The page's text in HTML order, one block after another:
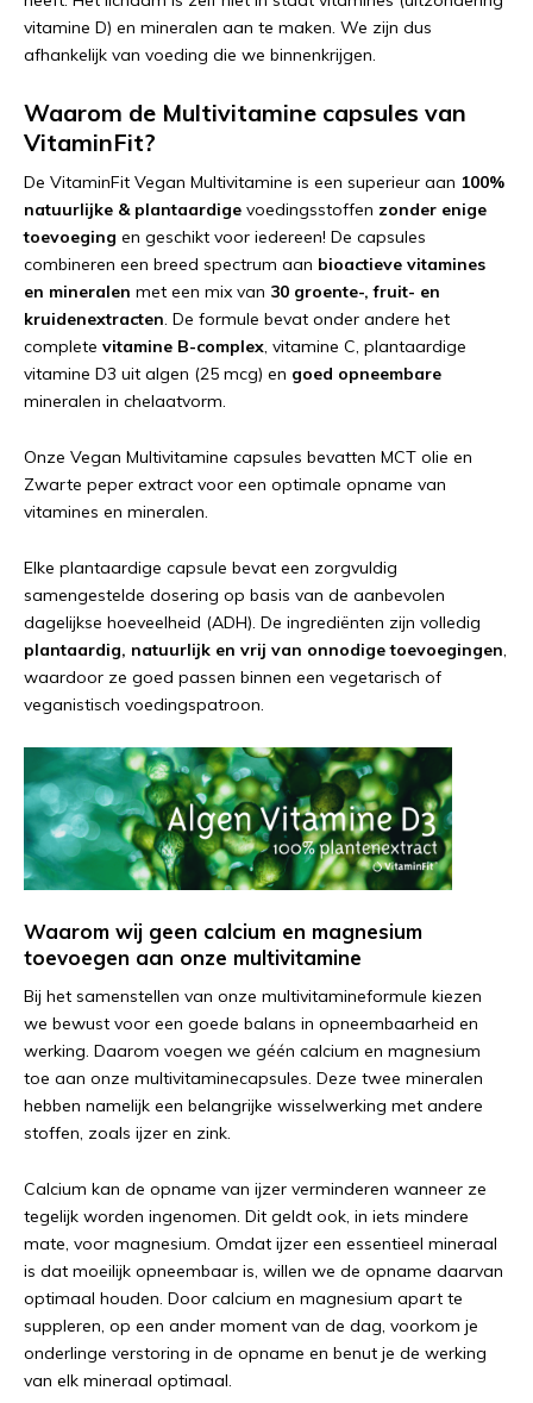
vitamine D) en mineralen aan te maken. We zijn dus
afhankelijk van voeding die we binnenkrijgen.
Waarom de Multivitamine capsules van
VitaminFit?
De VitaminFit Vegan Multivitamine is een superieur aan 100%
natuurlijke & plantaardige voedingsstoffen zonder enige
toevoeging en geschikt voor iedereen! De capsules
combineren een breed spectrum aan bioactieve vitamines
en mineralen met een mix van 30 groente-, fruit- en
kruidenextracten. De formule bevat onder andere het
complete vitamine B-complex, vitamine C, plantaardige
vitamine D3 uit algen (25 mcg) en goed opneembare
mineralen in chelaatvorm.
Onze Vegan Multivitamine capsules bevatten MCT olie en
Zwarte peper extract voor een optimale opname van
vitamines en mineralen.
Elke plantaardige capsule bevat een zorgvuldig
samengestelde dosering op basis van de aanbevolen
dagelijkse hoeveelheid (ADH). De ingrediënten zijn volledig
plantaardig, natuurlijk en vrij van onnodige toevoegingen,
waardoor ze goed passen binnen een vegetarisch of
veganistisch voedingspatroon.
Waarom wij geen calcium en magnesium
toevoegen aan onze multivitamine
Bij het samenstellen van onze multivitamineformule kiezen
we bewust voor een goede balans in opneembaarheid en
werking. Daarom voegen we géén calcium en magnesium
toe aan onze multivitaminecapsules. Deze twee mineralen
hebben namelijk een belangrijke wisselwerking met andere
stoffen, zoals ijzer en zink.
Calcium kan de opname van ijzer verminderen wanneer ze
tegelijk worden ingenomen. Dit geldt ook, in iets mindere
mate, voor magnesium. Omdat ijzer een essentieel mineraal
is dat moeilijk opneembaar is, willen we de opname daarvan
optimaal houden. Door calcium en magnesium apart te
suppleren, op een ander moment van de dag, voorkom je
onderlinge verstoring in de opname en benut je de werking
van elk mineraal optimaal.